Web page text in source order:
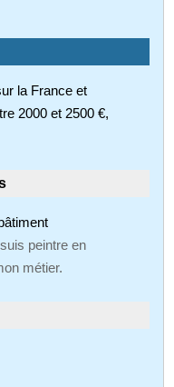
la France et
2000 et 2500 €,
peintre en
métier.